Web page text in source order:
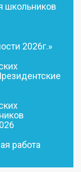
школьников
2026г.»
работа